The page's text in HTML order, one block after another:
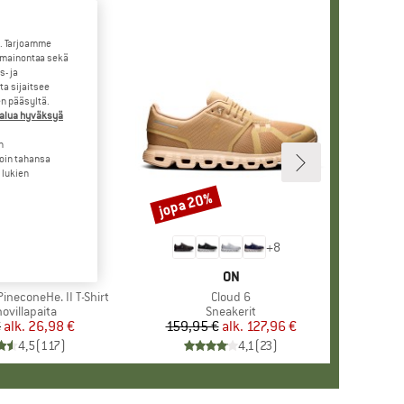
II T-Shirt
Hinta
Alennettu hinta
alk. 26,98 €
4,5(117)
+8
MERKKI
ON
Tuote
Cloud 6
Tuoteryhmä
Sneakerit
Hinta
159,95 € Alennettu hinta
alk. 127,96 €
4,1(23)
Alennus
jopa 20%
sekä
ja
sijaitsee
pääsyltä.
hyväksyä
tahansa
lukien